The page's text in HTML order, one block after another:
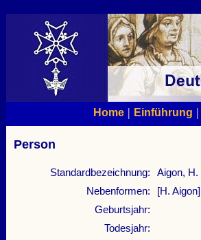
Home| Einführung |
Person
Standardbezeichnung:
Aigon, H.
Nebenformen:
[H. Aigon]
Geburtsjahr:
Todesjahr: